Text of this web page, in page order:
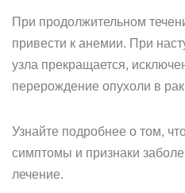
При продолжительном
привести к анемии. При
узла прекращается,
перерождение опухоли в
Узнайте подробнее о том,
симптомы и признаки
лечение.